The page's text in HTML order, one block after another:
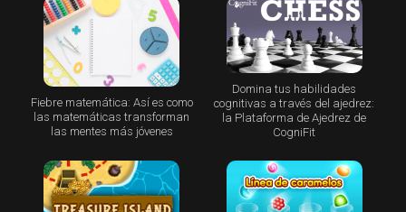
Fiebre matemática: Así es como
las matemáticas transforman
las mentes más jóvenes
Domina tus habilidades
cognitivas a través del ajedrez:
la Plataforma de Ajedrez de
CogniFit